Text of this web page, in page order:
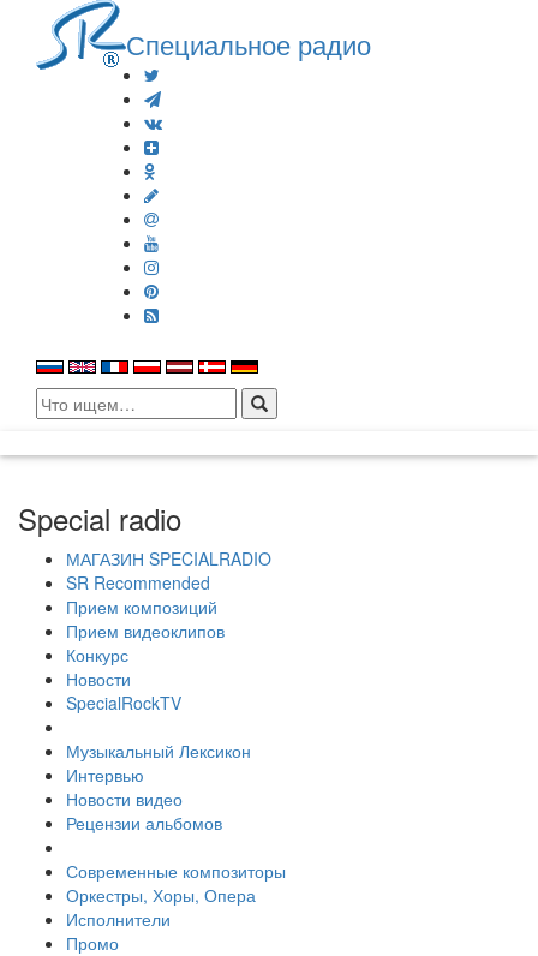
Специальное радио
Search
for:
Special radio
МАГАЗИН SPECIALRADIO
SR Recommended
Прием композиций
Прием видеоклипов
Конкурс
Новости
SpecialRockTV
Музыкальный Лексикон
Интервью
Новости видео
Рецензии альбомов
Современные композиторы
Оркестры, Хоры, Опера
Исполнители
Промо